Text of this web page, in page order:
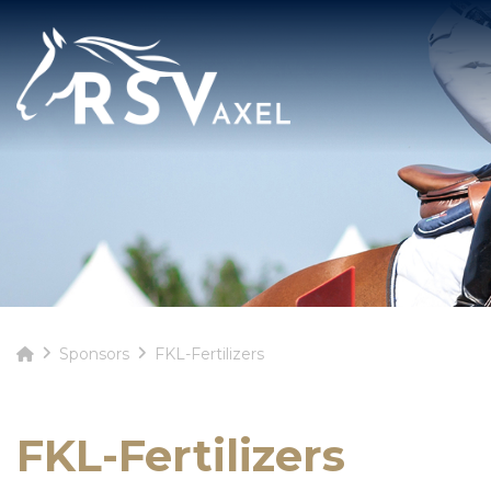
Sponsors FKL-Fertilizers
FKL-Fertilizers